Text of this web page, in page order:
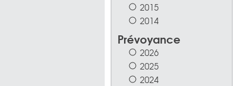
2015
2014
Prévoyance
2026
2025
2024